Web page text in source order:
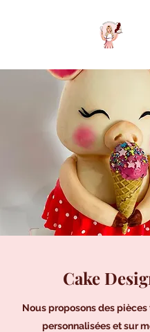
Cake
Nous proposons des
personnalisées et sur